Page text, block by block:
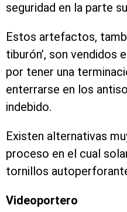
seguridad en la parte
Estos artefactos,
tiburón’, son vendidos
por tener una
enterrarse en los
indebido.
Existen alternativas
proceso en el cual
tornillos
Videoportero